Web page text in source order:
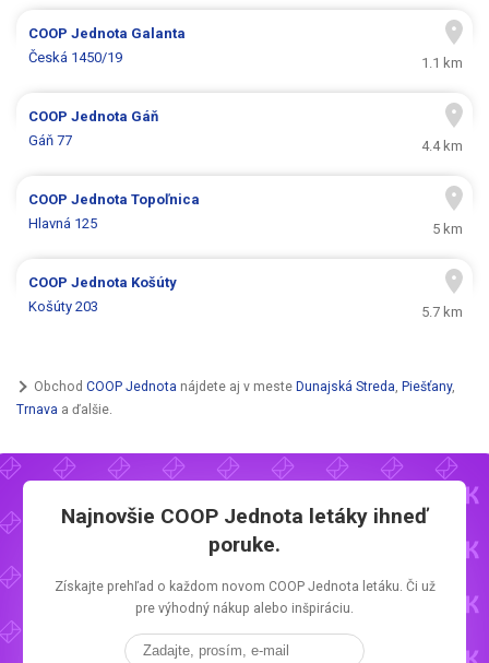
COOP Jednota Galanta
Česká 1450/19
1.1 km
COOP Jednota Gáň
Gáň 77
4.4 km
COOP JednotaTopoľnica
Hlavná 125
5 km
COOP Jednota Košúty
Košúty 203
5.7 km
Obchod COOP Jednota nájdete aj v meste Dunajská Streda, Piešťany,
Trnava a ďalšie.
Najnovšie COOP Jednota letáky ihneď
poruke.
Získajte prehľad o každom novom COOP Jednota letáku. Či už
pre výhodný nákup alebo inšpiráciu.